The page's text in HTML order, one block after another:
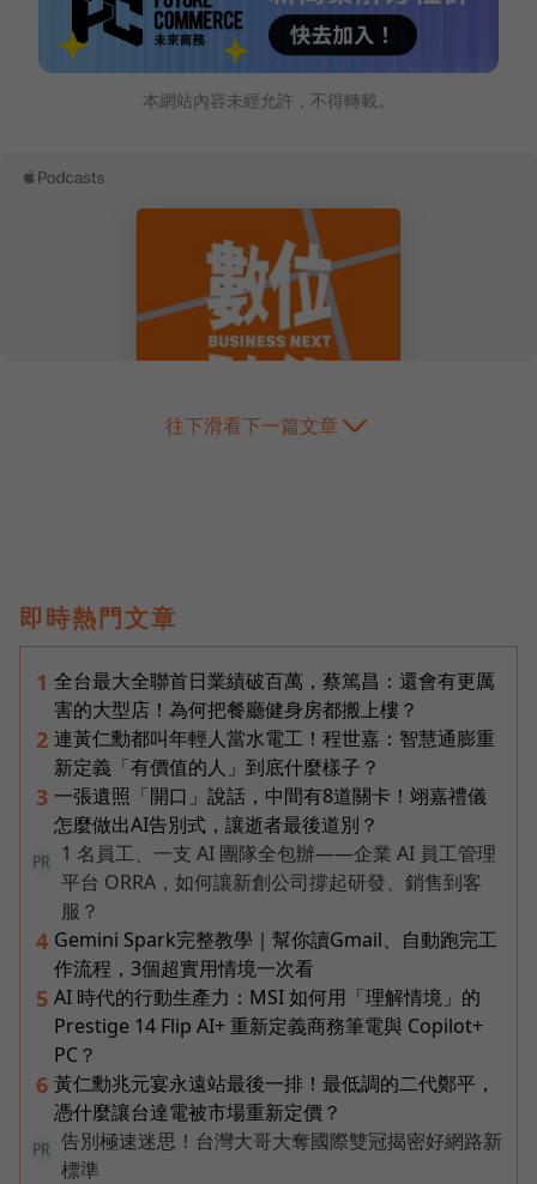
本網站內容未經允許，不得轉載。
往下滑看下一篇文章
即時熱門文章
1 全台最大全聯首日業績破百萬，蔡篤昌：還會有更厲
害的大型店！為何把餐廳健身房都搬上樓？
2 連黃仁勳都叫年輕人當水電工！程世嘉：智慧通膨重
新定義「有價值的人」到底什麼樣子？
3 一張遺照「開口」說話，中間有8道關卡！翊嘉禮儀
怎麼做出AI告別式，讓逝者最後道別？
PR
1 名員工、一支 AI 團隊全包辦——企業 AI 員工管理
平台 ORRA，如何讓新創公司撐起研發、銷售到客
服？
4 Gemini Spark完整教學｜幫你讀Gmail、自動跑完工
作流程，3個超實用情境一次看
5 AI 時代的行動生產力：MSI 如何用「理解情境」的
Prestige 14 Flip AI+ 重新定義商務筆電與 Copilot+
PC？
6 黃仁勳兆元宴永遠站最後一排！最低調的二代鄭平，
憑什麼讓台達電被市場重新定價？
PR
告別極速迷思！台灣大哥大奪國際雙冠揭密好網路新
標準